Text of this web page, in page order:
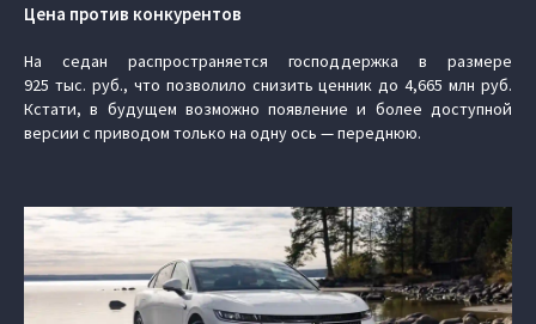
Цена против конкурентов
На седан распространяется господдержка в размере
925 тыс. руб., что позволило снизить ценник до 4,665 млн руб.
Кстати, в будущем возможно появление и более доступной
версии с приводом только на одну ось — переднюю.